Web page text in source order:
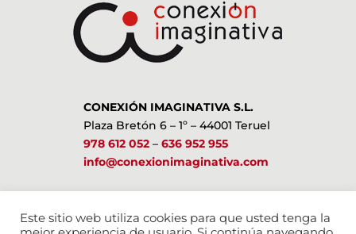
CONEXIÓN IMAGINATIVA S.L.
Plaza Bretón 6 – 1º – 44001 Teruel
978 612 052– 636 952 955
info@conexionimaginativa.com
Este sitio web utiliza cookies para que usted tenga la